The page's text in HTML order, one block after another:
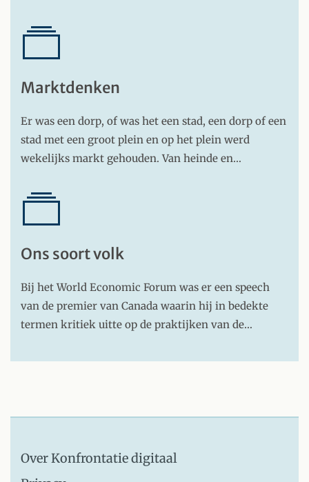
Marktdenken
Er was een dorp, of was het een stad, een dorp of een
stad met een groot plein en op het plein werd
wekelijks markt gehouden. Van heinde en…
Ons soort volk
Bij het World Economic Forum was er een speech
van de premier van Canada waarin hij in bedekte
termen kritiek uitte op de praktijken van de…
Over Konfrontatie digitaal